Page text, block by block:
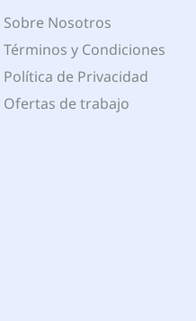
Sobre Nosotros
Términos y Condiciones
Política de Privacidad
Ofertas de trabajo